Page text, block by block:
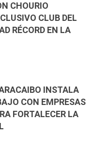
CHOURIO
CLUB DEL
RÉCORD EN LA
INSTALA
CON EMPRESAS
FORTALECER LA